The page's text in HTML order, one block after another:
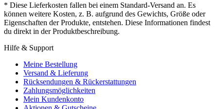
* Diese Lieferkosten fallen bei einem Standard-Versand an. Es
können weitere Kosten, z. B. aufgrund des Gewichts, Größe oder
Eigenschaften der Produkte, entstehen. Diese Informationen findest
du direkt in der Produktbeschreibung.
Hilfe & Support
Meine Bestellung
Versand & Lieferung
Rücksendungen & Rückerstattungen
Zahlungsmöglichkeiten
Mein Kundenkonto